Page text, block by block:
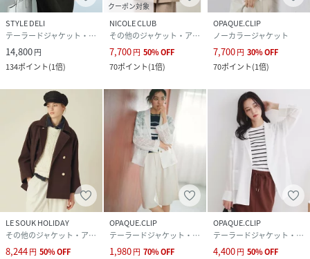
STYLE DELI
テーラードジャケット・ブレザー
14,800円
134ポイント(1倍)
クーポン対象
NICOLE CLUB
その他のジャケット・アウター
7,700円 50%OFF
70ポイント(1倍)
OPAQUE.CLIP
ノーカラージャケット
7,700円 30%OFF
70ポイント(1倍)
LE SOUK HOLIDAY
その他のジャケット・アウター
8,244円 50%OFF
OPAQUE.CLIP
テーラードジャケット・ブレザー
1,980円 70%OFF
OPAQUE.CLIP
テーラードジャケット・ブレザー
4,400円 50%OFF